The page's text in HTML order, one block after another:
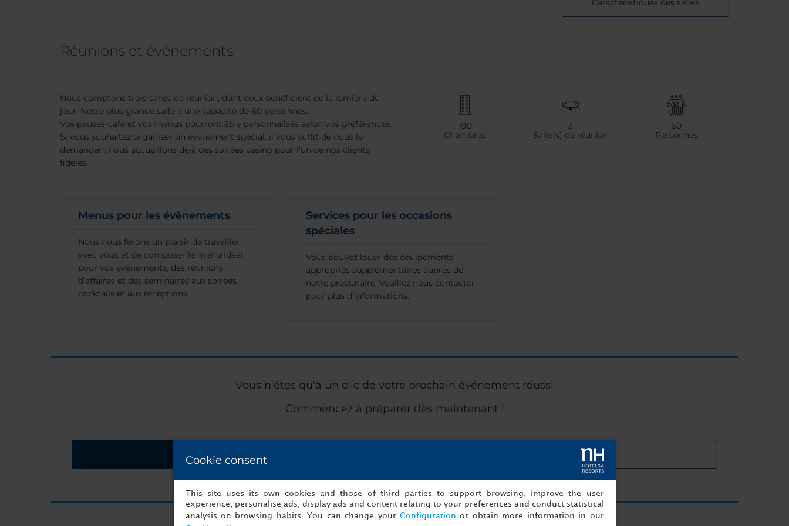
Carácteristiques des salles
Réunions et évènements
Nous comptons trois salles de réunion, dont deux bénéficient de la lumière du
jour. Notre plus grande salle a une capacité de 60 personnes.
Vos pauses-café et vos menus pourront être personnalisés selon vos préférences.
Si vous souhaitez organiser un évènement spécial, il vous suffit de nous le
demander : nous accueillons déjà des soirées casino pour l’un de nos clients
fidèles.
190
Chambres
3
Salle(s) de réunion
60
Personnes
Menus pour les évènements
Nous nous ferons un plaisir de travailler
avec vous et de composer le menu idéal
pour vos évènements, des réunions
d’affaires et des séminaires aux soirées
cocktails et aux réceptions.
Services pour les occasions
spéciales
Vous pouvez louer des équipements
appropriés supplémentaires auprès de
notre prestataire. Veuillez nous contacter
pour plus d’informations.
Vous n'êtes qu'à un clic de votre prochain événement réussi
Commencez à préparer dès maintenant !
Demandez un devis Carácteristiques des salles
Cookie consent
This site uses its own cookies and those of third parties to support browsing, improve the user
experience, personalise ads, display ads and content relating to your preferences and conduct statistical
analysis on browsing habits. You can change your Configuration or obtain more information in our